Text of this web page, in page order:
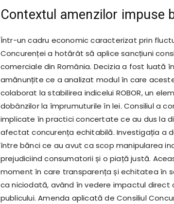
Contextul amenzilor impuse
Într-un cadru economic caracterizat prin
Concurenței a hotărât să aplice sancțiuni
comerciale din România. Decizia a fost luată
amănunțite ce a analizat modul în care
colaborat la stabilirea indicelui ROBOR, un
dobânzilor la împrumuturile în lei. Consiliul a
implicate în practici concertate ce au dus la
afectat concurența echitabilă. Investigația a
între bănci ce au avut ca scop manipularea
prejudiciind consumatorii și o piață justă.
moment în care transparența și echitatea în
ca niciodată, având în vedere impactul direct
publicului. Amenda aplicată de Consiliul